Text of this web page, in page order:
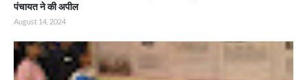
पंचायत ने की अपील
August 14, 2024